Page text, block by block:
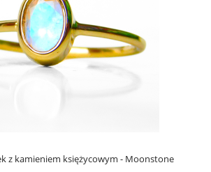
z kamieniem księżycowym - Moonstone